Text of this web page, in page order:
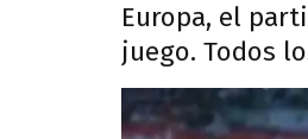
Europa, el
juego. Todos